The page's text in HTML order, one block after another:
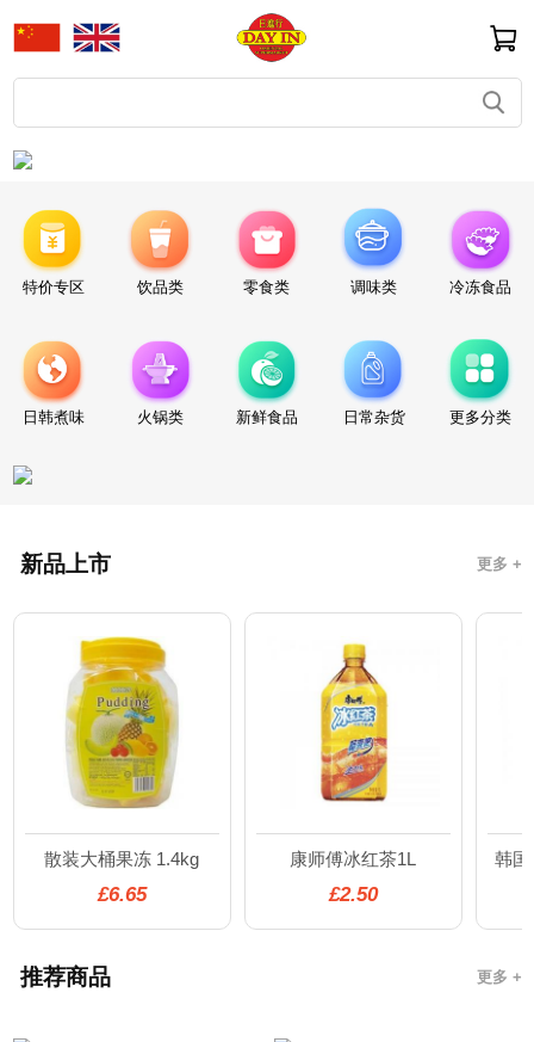
特价专区 饮品类 零食类 调味类 冷冻食品
日韩煮味 火锅类 新鲜食品 日常杂货 更多分类
新品上市 更多 +
散装大桶果冻 1.4kg
£6.65
康师傅冰红茶1L
£2.50
韩国
推荐商品 更多 +